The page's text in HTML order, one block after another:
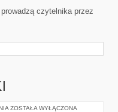
czytelnika przez
PROJEKTY
ZOSTAŁA WYŁĄCZONA